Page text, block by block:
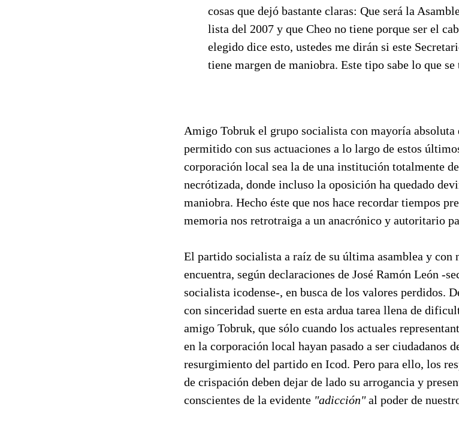
cosas que dejó bastante claras: Que será la
lista del 2007 y que Cheo no tiene porque ser el
elegido dice esto, ustedes me dirán si este
tiene margen de maniobra. Este tipo sabe lo que
Amigo Tobruk el grupo socialista con mayoría absoluta
permitido con sus actuaciones a lo largo de estos
corporación local sea la de una institución totalmente
necrótizada, donde incluso la oposición ha quedado
maniobra. Hecho éste que nos hace recordar tiempos
memoria nos retrotraiga a un anacrónico y autoritario
El partido socialista a raíz de su última asamblea y con
encuentra, según declaraciones de José Ramón León -
socialista icodense-, en busca de los valores perdidos.
con sinceridad suerte en esta ardua tarea llena de
amigo Tobruk, que sólo cuando los actuales
en la corporación local hayan pasado a ser ciudadanos
resurgimiento del partido en Icod. Pero para ello, los
de crispación deben dejar de lado su arrogancia y
conscientes de la evidente "adicción"al poder de